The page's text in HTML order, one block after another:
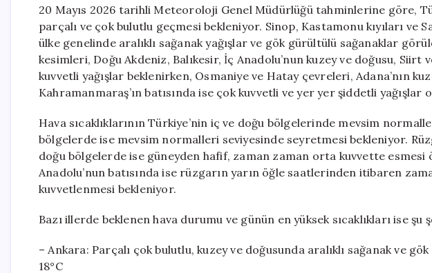
20 Mayıs 2026 tarihli Meteoroloji Genel Müdürlüğü tahminlerine göre,
parçalı ve çok bulutlu geçmesi bekleniyor. Sinop, Kastamonu kıyıları ve
ülke genelinde aralıklı sağanak yağışlar ve gök gürültülü sağanaklar
kesimleri, Doğu Akdeniz, Balıkesir, İç Anadolu’nun kuzey ve doğusu,
kuvvetli yağışlar beklenirken, Osmaniye ve Hatay çevreleri, Adana’nın
Kahramanmaraş’ın batısında ise çok kuvvetli ve yer yer şiddetli yağışlar
Hava sıcaklıklarının Türkiye’nin iç ve doğu bölgelerinde mevsim
bölgelerde ise mevsim normalleri seviyesinde seyretmesi bekleniyor.
doğu bölgelerde ise güneyden hafif, zaman zaman orta kuvvette esmesi
Anadolu’nun batısında ise rüzgarın yarın öğle saatlerinden itibaren
kuvvetlenmesi bekleniyor.
Bazı illerde beklenen hava durumu ve günün en yüksek sıcaklıkları ise şu
– Ankara: Parçalı çok bulutlu, kuzey ve doğusunda aralıklı sağanak ve gök
18°C